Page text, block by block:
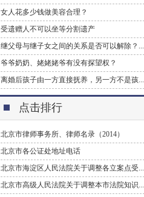
女人花多少钱做美容合理？
受遗赠人不可以坐等分割遗产
继父母与继子女之间的关系是否可以解除？...
爷爷奶奶、姥姥姥爷有没有探望权？
离婚后孩子由一方直接抚养，另一方不是孩...
点击排行
北京市律师事务所、律师名录（2014）
北京市各公证处地址电话
北京市海淀区人民法院关于调整各立案点受...
北京市高级人民法院关于调整本市法院知识...